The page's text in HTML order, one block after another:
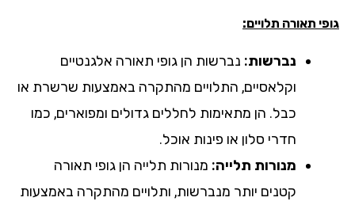
תאורה תלויים:
נברשות:נברשות הן גופי תאורה אלגנטיים
וקלאסיים, התלויים מהתקרה באמצעות שרשרת או
כבל. הן מתאימות לחללים גדולים ומפוארים, כמו
חדרי סלון או פינות אוכל.
מנורות תלייה:מנורות תלייה הן גופי תאורה
קטנים יותר מנברשות, ותלויים מהתקרה באמצעות